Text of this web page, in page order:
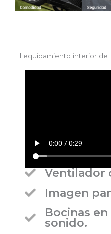
El equipamiento interior de
Ventilador
Imagen
Bocinas
sonido.